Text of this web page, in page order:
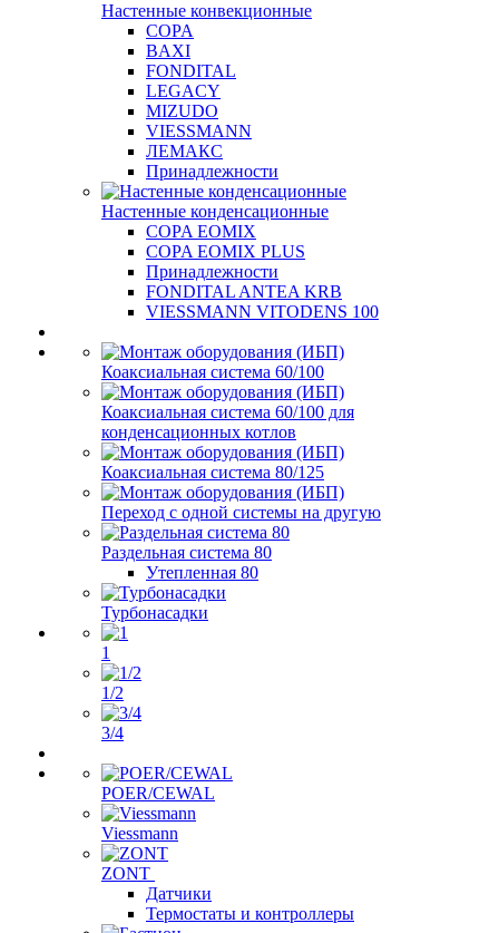
Настенные конвекционные
COPA
BAXI
FONDITAL
LEGACY
MIZUDO
VIESSMANN
ЛЕМАКС
Принадлежности
Настенные конденсационные
COPA EOMIX
COPA EOMIX PLUS
Принадлежности
FONDITAL ANTEA KRB
VIESSMANN VITODENS 100
Коаксиальная система 60/100
Коаксиальная система 60/100 для
конденсационных котлов
Коаксиальная система 80/125
Переход с одной системы на другую
Раздельная система 80
Утепленная 80
Турбонасадки
1
1/2
3/4
POER/CEWAL
Viessmann
ZONT
Датчики
Термостаты и контроллеры